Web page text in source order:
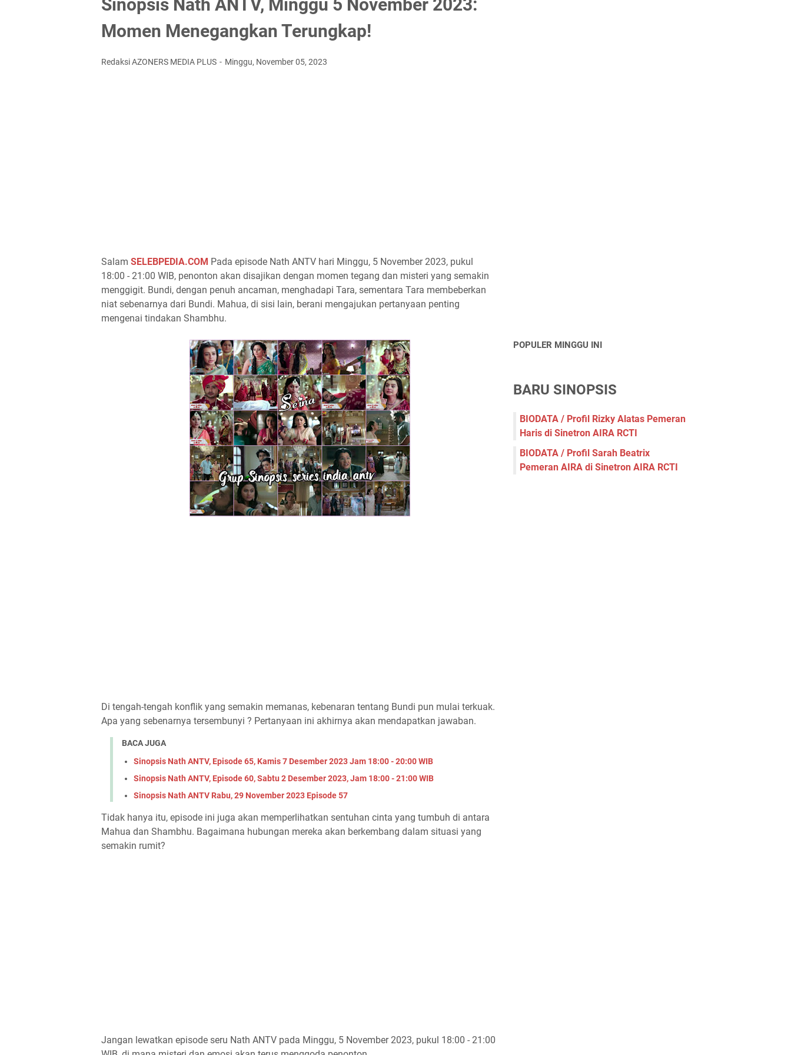
Sinopsis Nath ANTV, Minggu 5 November 2023:
Momen Menegangkan Terungkap!
Redaksi AZONERS MEDIA PLUS Minggu, November 05, 2023
Salam SELEBPEDIA.COM Pada episode Nath ANTV hari Minggu, 5 November 2023, pukul
18:00 - 21:00 WIB, penonton akan disajikan dengan momen tegang dan misteri yang semakin
menggigit. Bundi, dengan penuh ancaman, menghadapi Tara, sementara Tara membeberkan
niat sebenarnya dari Bundi. Mahua, di sisi lain, berani mengajukan pertanyaan penting
mengenai tindakan Shambhu.
Di tengah-tengah konflik yang semakin memanas, kebenaran tentang Bundi pun mulai terkuak.
Apa yang sebenarnya tersembunyi ? Pertanyaan ini akhirnya akan mendapatkan jawaban.
BACA JUGA
Sinopsis Nath ANTV, Episode 65, Kamis 7 Desember 2023 Jam 18:00 - 20:00 WIB
Sinopsis Nath ANTV, Episode 60, Sabtu 2 Desember 2023, Jam 18:00 - 21:00 WIB
Sinopsis Nath ANTV Rabu, 29 November 2023 Episode 57
Tidak hanya itu, episode ini juga akan memperlihatkan sentuhan cinta yang tumbuh di antara
Mahua dan Shambhu. Bagaimana hubungan mereka akan berkembang dalam situasi yang
semakin rumit?
Jangan lewatkan episode seru Nath ANTV pada Minggu, 5 November 2023, pukul 18:00 - 21:00
POPULER MINGGU INI
BARU SINOPSIS
BIODATA / Profil Rizky Alatas Pemeran
Haris di Sinetron AIRA RCTI
BIODATA / Profil Sarah Beatrix
Pemeran AIRA di Sinetron AIRA RCTI